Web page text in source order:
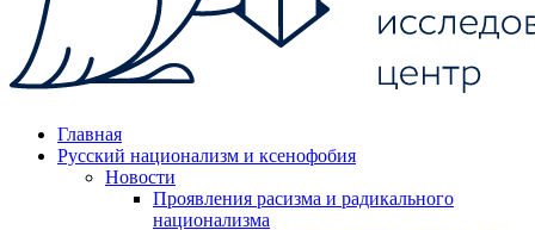
Главная
Русский национализм и ксенофобия
Новости
Проявления расизма и радикального
национализма